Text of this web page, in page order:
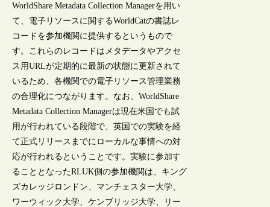
WorldShare Metadata Collection Managerを用い
て、電子リソースに関するWorldCatの書誌レ
コードを参加機関に提供するというもので
す。これらのレコードはメタデータやアクセ
ス用URLが定期的に最新の状態に更新されて
いるため、各機関での電子リソース管理業務
の合理化につながります。なお、WorldShare
Metadata Collection Managerは現在米国でも試
用が行われている段階で、英国での実験を経
て正式リリースまでにローカルな事情への対
応が行われるということです。実験に参加す
ることとなったRLUK側の参加機関は、キング
ズカレッジロンドン、マンチェスター大学、
ワーウィック大学、ケンブリッジ大学、リー